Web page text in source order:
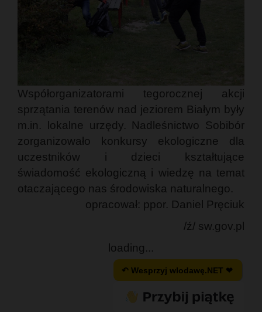
Współorganizatorami tegorocznej akcji
sprzątania terenów nad jeziorem Białym były
m.in. lokalne urzędy. Nadleśnictwo Sobibór
zorganizowało konkursy ekologiczne dla
uczestników i dzieci kształtujące
świadomość ekologiczną i wiedzę na temat
otaczającego nas środowiska naturalnego.
opracował: ppor. Daniel Pręciuk
/ź/ sw.gov.pl
loading...
↶ Wesprzyj wlodawę.NET ❤